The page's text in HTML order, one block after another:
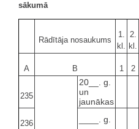
sākumā
Rādītāja nosaukums
1.
kl.
2.
kl.
A B 1 2
235
20__. g.
un
jaunākas
236 ____. g.